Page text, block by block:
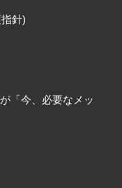
針)
「今、必要なメッ